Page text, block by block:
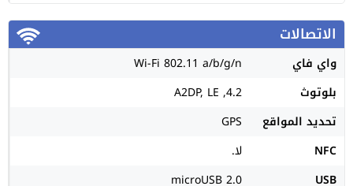
الاتصالات
واي فاي
Wi-Fi 802.11 a/b/g/n
بلوتوث
4.2, A2DP, LE
تحديد المواقع
GPS
NFC
لا.
USB
microUSB 2.0